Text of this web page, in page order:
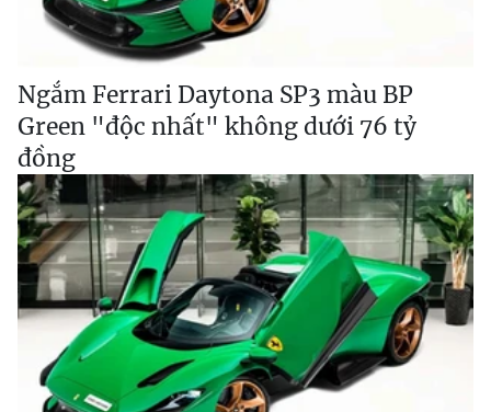
Ngắm Ferrari Daytona SP3 màu BP
Green "độc nhất" không dưới 76 tỷ
đồng